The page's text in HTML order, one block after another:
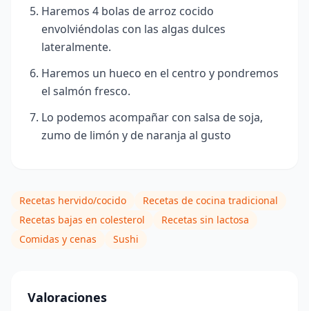
Haremos 4 bolas de arroz cocido
envolviéndolas con las algas dulces
lateralmente.
Haremos un hueco en el centro y pondremos
el salmón fresco.
Lo podemos acompañar con salsa de soja,
zumo de limón y de naranja al gusto
Recetas hervido/cocido
Recetas de cocina tradicional
Recetas bajas en colesterol
Recetas sin lactosa
Comidas y cenas
Sushi
Valoraciones